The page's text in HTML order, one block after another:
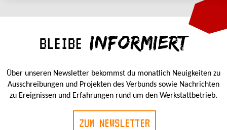
BLEIBE INFORMIERT
Über unseren Newsletter bekommst du monatlich Neuigkeiten zu
Ausschreibungen und Projekten des Verbunds sowie Nachrichten
zu Ereignissen und Erfahrungen rund um den Werkstattbetrieb.
ZUM NEWSLETTER